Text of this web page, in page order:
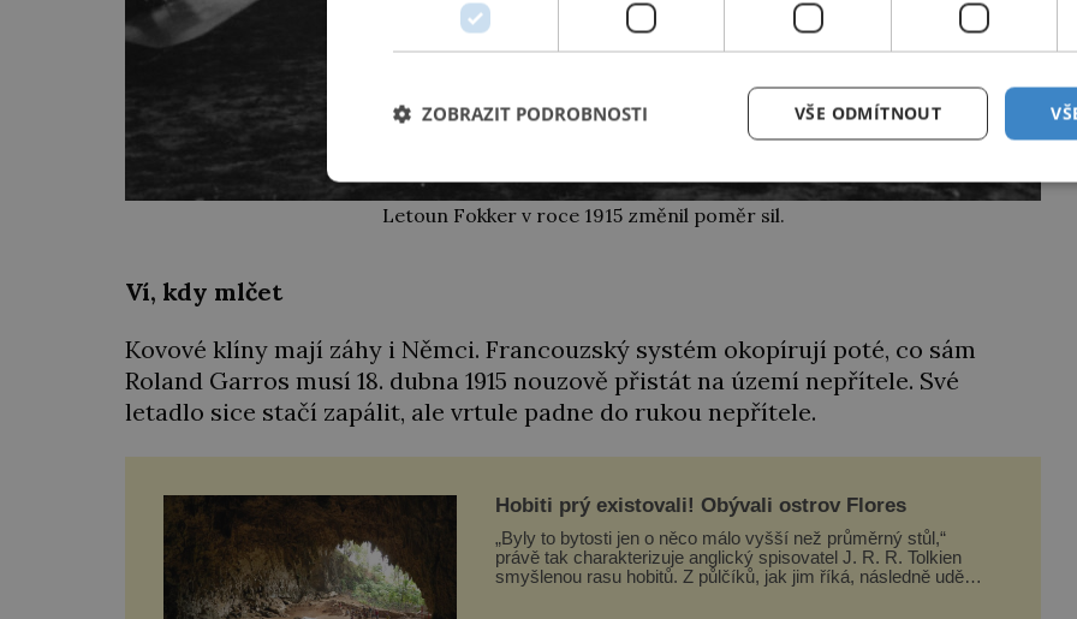
Letoun Fokker v roce 1915 změnil poměr sil.
Ví, kdy mlčet
Kovové klíny mají záhy i Němci. Francouzský systém okopírují poté, co sám
Roland Garros musí 18. dubna 1915 nouzově přistát na území nepřítele. Své
letadlo sice stačí zapálit, ale vrtule padne do rukou nepřítele.
Hobiti prý existovali! Obývali ostrov Flores
„Byly to bytosti jen o něco málo vyšší než průměrný stůl,“
právě tak charakterizuje anglický spisovatel J. R. R. Tolkien
smyšlenou rasu hobitů. Z půlčíků, jak jim říká, následně udělá
VŠE ODMÍTNOUT
ZOBRAZIT PODROBNOSTI